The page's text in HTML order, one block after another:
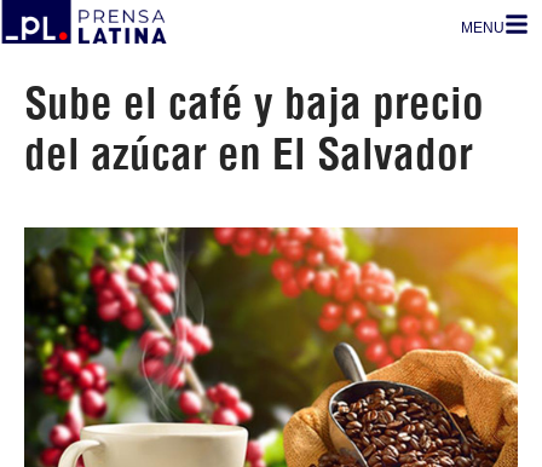
MENU
Sube el café y baja precio
del azúcar en El Salvador